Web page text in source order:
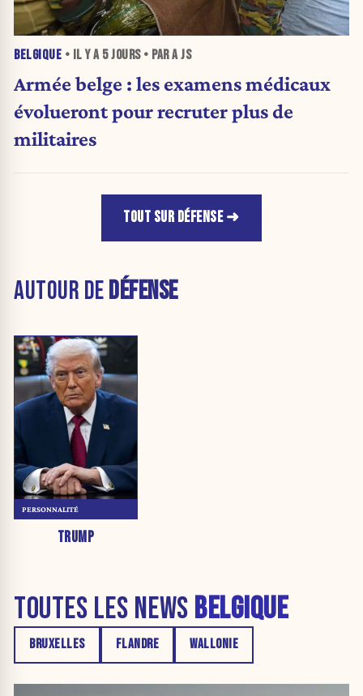
BELGIQUE • IL Y A 5 JOURS• PAR A JS
Armée belge : les examens médicaux
évolueront pour recruter plus de
militaires
TOUT SUR DÉFENSE
AUTOUR DEDÉFENSE
TRUMP
PERSONNALITÉ
TOUTES LES NEWS BELGIQUE
BRUXELLES FLANDRE WALLONIE